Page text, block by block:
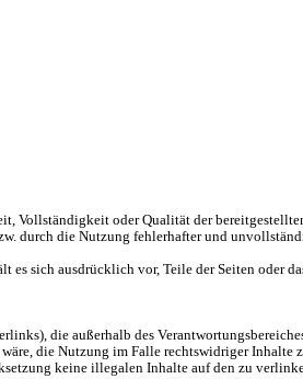
Vollständigkeit oder Qualität der
durch die Nutzung fehlerhafter und
sich ausdrücklich vor, Teile der Seiten oder
die außerhalb des
die Nutzung im Falle rechtswidriger Inhalte
keine illegalen Inhalte auf den zu